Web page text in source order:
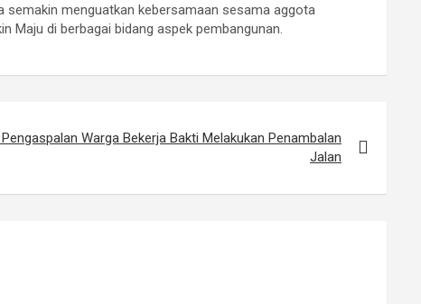
semakin menguatkan kebersamaan sesama aggota
Maju di berbagai bidang aspek pembangunan.
Warga Bekerja Bakti Melakukan Penambalan
Jalan